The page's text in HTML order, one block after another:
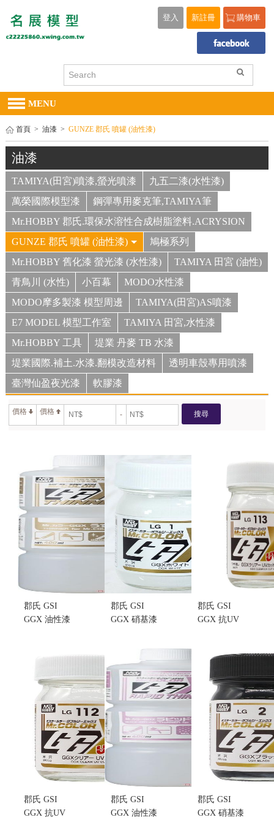
購物車
新註冊
登入
MENU
首頁 > 油漆 > GUNZE 郡氏 噴罐 (油性漆)
油漆
TAMIYA(田宮)噴漆,螢光噴漆
九五二漆(水性漆)
萬榮國際模型漆
鋼彈專用麥克筆,TAMIYA筆
Mr.HOBBY 郡氏.環保水溶性合成樹脂塗料.ACRYSION
GUNZE 郡氏 噴罐 (油性漆)
鳩極系列
Mr.HOBBY 舊化漆 螢光漆 (水性漆)
TAMIYA 田宮 (油性)
青鳥川 (水性)
小百幕
MODO水性漆
MODO摩多製漆 模型周邊
TAMIYA(田宮)AS噴漆
E7 MODEL 模型工作室
TAMIYA 田宮,水性漆
Mr.HOBBY 工具
堤業 丹麥 TB 水漆
堤業國際.補土.水漆.翻模改造材料
透明車殼專用噴漆
臺灣仙盈夜光漆
軟膠漆
價格 價格 - 搜尋
郡氏 GSI
GGX 油性漆
(不挑盒況)
郡氏 GSI
GGX 硝基漆
色 60ml (不
挑盒況)
售價:175
郡氏 GSI
GGX 抗UV
LG113 透明
消光 60ml
(不挑盒況)
售價:215
郡氏 GSI
GGX 抗UV
郡氏 GSI
GGX 油性漆
郡氏 GSI
GGX 硝基漆